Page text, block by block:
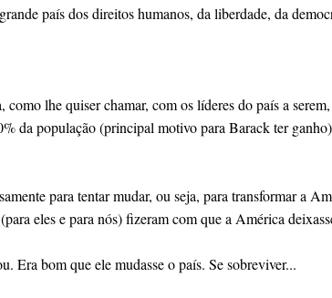
país dos direitos humanos, da liberdade, da
lhe quiser chamar, com os líderes do país a
da população (principal motivo para Barack ter
para tentar mudar, ou seja, para transformar a
eles e para nós) fizeram com que a América
Era bom que ele mudasse o país. Se sobreviver...